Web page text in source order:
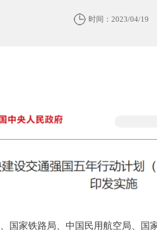
时间：2023/04/19
国家铁路局、中国民用航空局、国